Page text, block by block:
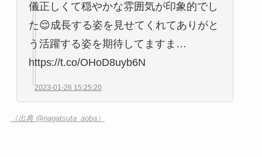
儀正しくて穏やかな雰囲気が印象的でし
た😌成長する姿を見せてくれてありがと
う活躍する姿を期待してますま…
https://t.co/OHoD8uyb6N
2023-01-26 15:25:20
（出典 @nagatsuta_aoba）